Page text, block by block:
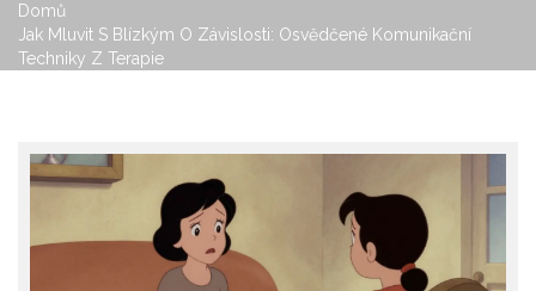
Domů
Jak Mluvit S Blízkým O Závislosti: Osvědčené Komunikační
Techniky Z Terapie